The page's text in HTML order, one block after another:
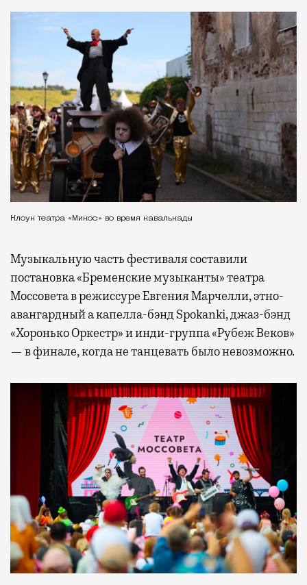
Клоун театра «Микос» во время кавалькады
Музыкальную часть фестиваля составили
постановка «Бременские музыканты» театра
Моссовета в режиссуре Евгения Марчелли, этно-
авангардный а капелла-бэнд Spokanki, джаз-бэнд
«Хоронько Оркестр» и инди-группа «Рубеж Веков»
— в финале, когда не танцевать было невозможно.